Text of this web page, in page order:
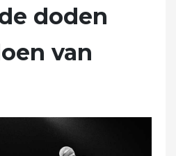
doden
van